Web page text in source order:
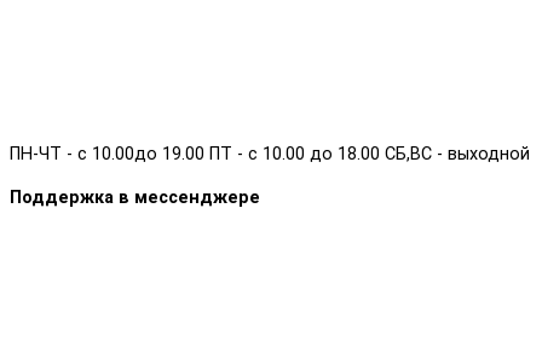
ПН-ЧТ - с 10.00до 19.00 ПТ - с 10.00 до 18.00 СБ,ВС - выходной
Поддержка в мессенджере